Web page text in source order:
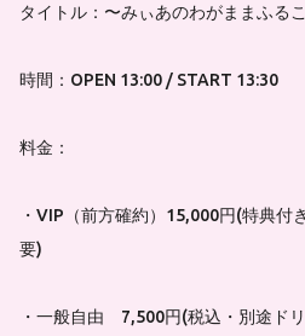
タイトル：〜みぃあのわがままふる
時間：OPEN 13:00 / START 13:30
料金：
・VIP（前方確約）15,000円(特典付
要)
・一般自由 7,500円(税込・別途ド